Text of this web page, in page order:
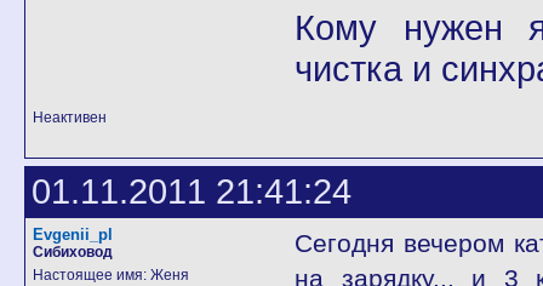
Кому нужен
чистка и
Неактивен
01.11.2011 21:41:24
Evgenii_pl
Сибиховод
Настоящее имя: Женя
Сегодня вечером
на зарядку... и 3